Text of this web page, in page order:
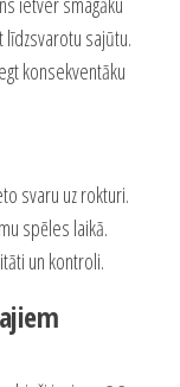
līdzsvarotu sajūtu.
konsekventāku
svaru uz rokturi.
spēles laikā.
un kontroli.